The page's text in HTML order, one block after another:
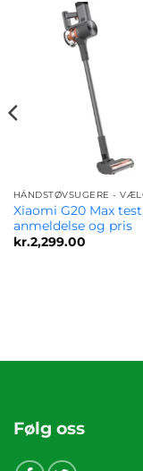
Xiaomi G20 Max test,
anmeldelse og pris
kr.2,299.00
Følg oss